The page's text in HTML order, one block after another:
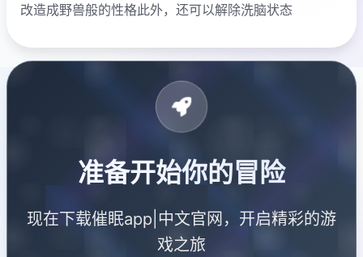
改造成野兽般的性格此外，还可以解除洗脑状态
准备开始你的冒险
现在下载催眠app|中文官网，开启精彩的游
戏之旅